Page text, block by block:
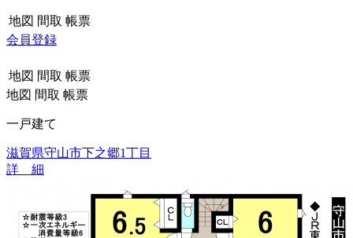
地図 間取 帳票
会員登録
地図 間取 帳票
地図 間取 帳票
一戸建て
滋賀県守山市下之郷1丁目
詳 細